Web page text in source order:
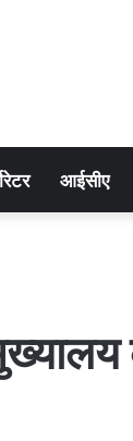
आईसीए